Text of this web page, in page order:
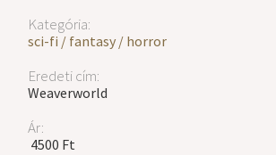
Kategória:
sci-fi / fantasy / horror
Eredeti cím:
Weaverworld
Ár:
4500 Ft